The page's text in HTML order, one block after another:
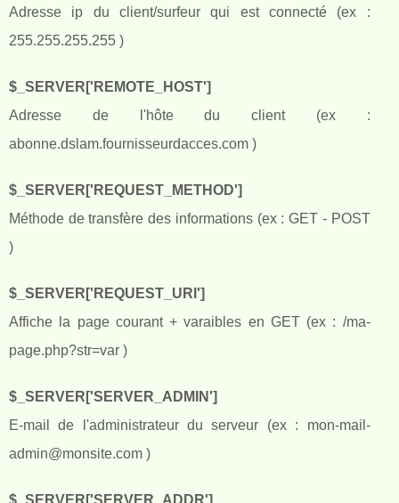
Adresse ip du client/surfeur qui est connecté (ex :
255.255.255.255 )
$_SERVER['REMOTE_HOST']
Adresse de l'hôte du client (ex :
abonne.dslam.fournisseurdacces.com )
$_SERVER['REQUEST_METHOD']
Méthode de transfère des informations (ex : GET - POST
)
$_SERVER['REQUEST_URI']
Affiche la page courant + varaibles en GET (ex : /ma-
page.php?str=var )
$_SERVER['SERVER_ADMIN']
E-mail de l'administrateur du serveur (ex : mon-mail-
admin@monsite.com )
$_SERVER['SERVER_ADDR']